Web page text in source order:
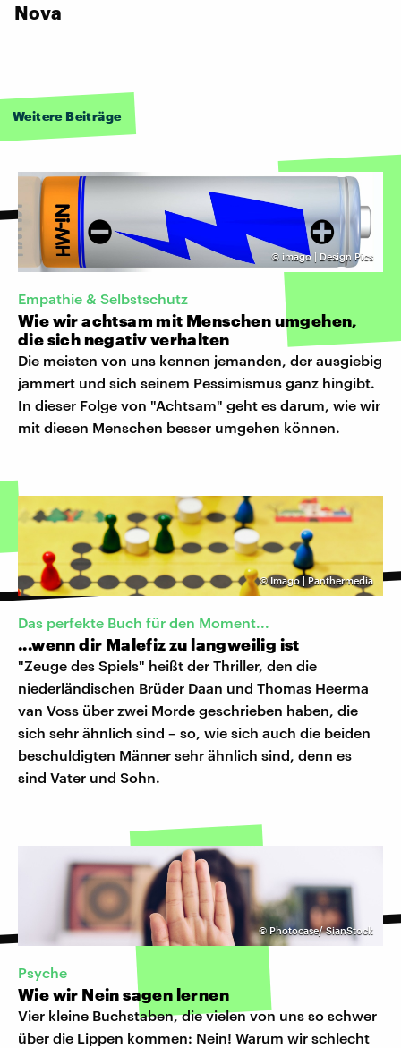
Nova
Weitere Beiträge
© imago | Design Pics
Empathie & Selbstschutz
Wie wir achtsam mit Menschen umgehen,
die sich negativ verhalten
Die meisten von uns kennen jemanden, der ausgiebig
jammert und sich seinem Pessimismus ganz hingibt.
In dieser Folge von "Achtsam" geht es darum, wie wir
mit diesen Menschen besser umgehen können.
©Imago | Panthermedia
Das perfekte Buch für den Moment...
...wenn dir Malefiz zu langweilig ist
"Zeuge des Spiels" heißt der Thriller, den die
niederländischen Brüder Daan und Thomas Heerma
van Voss über zwei Morde geschrieben haben, die
sich sehr ähnlich sind – so, wie sich auch die beiden
beschuldigten Männer sehr ähnlich sind, denn es
sind Vater und Sohn.
© Photocase/ SianStock
Psyche
Wie wir Nein sagen lernen
Vier kleine Buchstaben, die vielen von uns so schwer
über die Lippen kommen: Nein! Warum wir schlecht